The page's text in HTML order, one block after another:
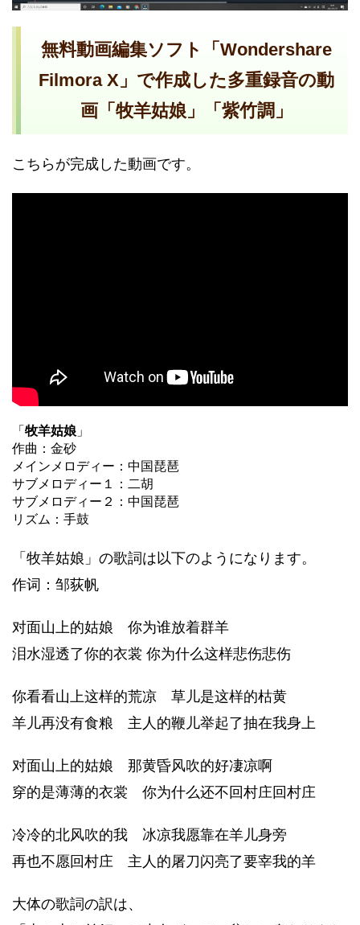
無料動画編集ソフト「Wondershare
Filmora X」で作成した多重録音の動
画「牧羊姑娘」「紫竹調」
こちらが完成した動画です。
「牧羊姑娘 」
作曲：金砂
メインメロディー：中国琵琶
サブメロディー１：二胡
サブメロディー２：中国琵琶
リズム：手鼓
「牧羊姑娘」の歌詞は以下のようになります。
作词：邹荻帆
对面山上的姑娘 你为谁放着群羊
泪水湿透了你的衣裳 你为什么这样悲伤悲伤
你看看山上这样的荒凉 草儿是这样的枯黄
羊儿再没有食粮 主人的鞭儿举起了抽在我身上
对面山上的姑娘 那黄昏风吹的好凄凉啊
穿的是薄薄的衣裳 你为什么还不回村庄回村庄
冷冷的北风吹的我 冰凉我愿靠在羊儿身旁
再也不愿回村庄 主人的屠刀闪亮了要宰我的羊
大体の歌詞の訳は、